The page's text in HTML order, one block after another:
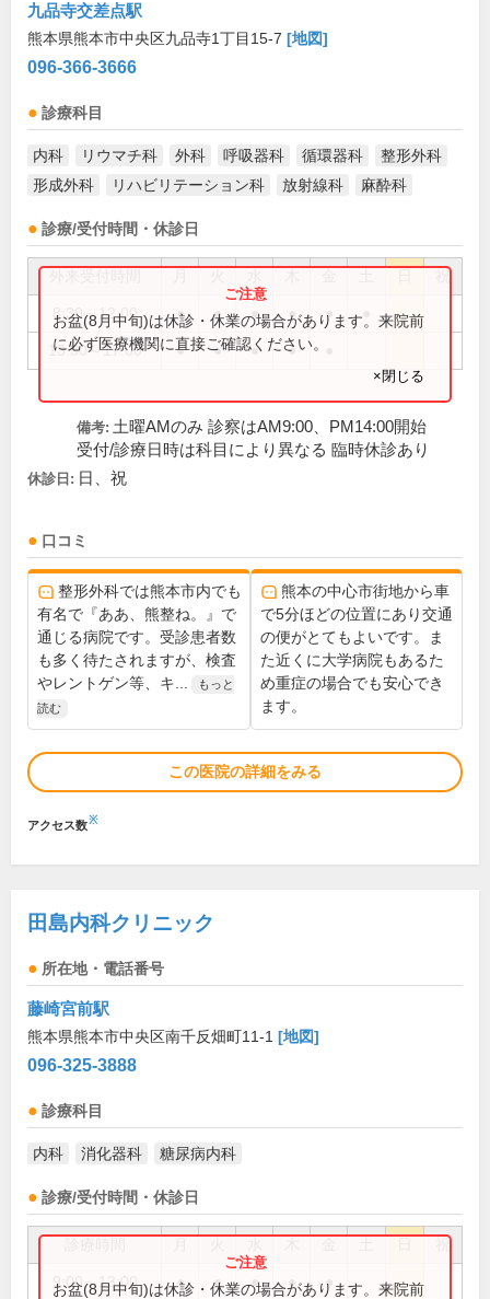
九品寺交差点駅
熊本県熊本市中央区九品寺1丁目15-7 [地図]
096-366-3666
診療科目
内科 リウマチ科 外科 呼吸器科 循環器科
整形外科
形成外科
リハビリテーション科 放射線科 麻酔科
診療/受付時間・休診日
祝
8:30～12:00 ● ● ● ● ●
13:30～17:00 ● ● ● ●
お盆(8月中旬)は休診・休業の場合があります。来院前
に必ず医療機関に直接ご確認ください。
×閉じる
備考: 土曜AMのみ 診察はAM9:00、PM14:00開始
受付/診療日時は科目により異なる 臨時休診あり
休診日: 日、祝
口コミ
整形外科では熊本市内でも
有名で『ああ、熊整ね。』で
通じる病院です。受診患者数
も多く待たされますが、検査
やレントゲン等、キ...
もっと
読む
熊本の中心市街地から車
で5分ほどの位置にあり交通
の便がとてもよいです。ま
た近くに大学病院もあるた
め重症の場合でも安心でき
ます。
この医院の詳細をみる
アクセス数※
田島内科クリニック
所在地・電話番号
藤崎宮前駅
熊本県熊本市中央区南千反畑町11-1 [地図]
096-325-3888
診療科目
内科 消化器科 糖尿病内科
診療/受付時間・休診日
祝
9:00～13:00 ● ● ● ● ●
お盆(8月中旬)は休診・休業の場合があります。来院前